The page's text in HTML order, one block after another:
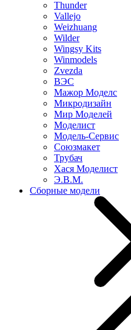
Thunder
Vallejo
Weizhuang
Wilder
Wingsy Kits
Winmodels
Zvezda
ВЭС
Мажор Моделс
Микродизайн
Мир Моделей
Моделист
Модель-Сервис
Союзмакет
Трубач
Хася Моделист
Э.В.М.
Сборные модели